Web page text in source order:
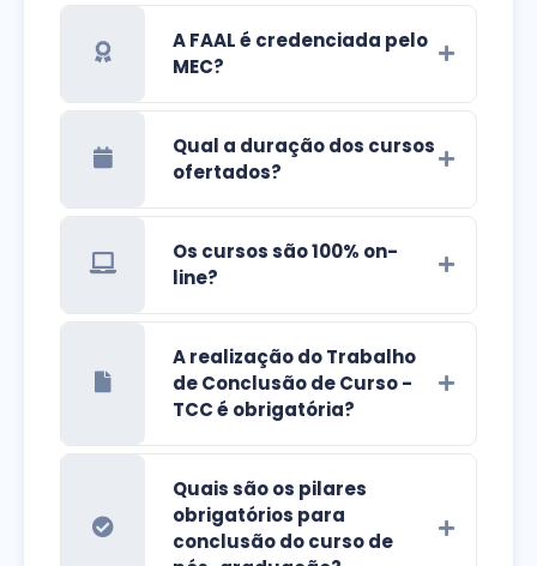
A FAAL é credenciada pelo
MEC?
Qual a duração dos cursos
ofertados?
Os cursos são 100% on-
line?
A realização do Trabalho
de Conclusão de Curso -
TCC é obrigatória?
Quais são os pilares
obrigatórios para
conclusão do curso de